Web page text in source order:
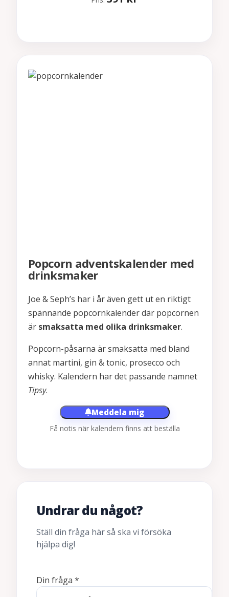
Popcorn adventskalender med
drinksmaker
Joe & Seph’s har i år även gett ut en riktigt
spännande popcornkalender där popcornen
är smaksatta med olika drinksmaker.
Popcorn-påsarna är smaksatta med bland
annat martini, gin & tonic, prosecco och
whisky. Kalendern har det passande namnet
Tipsy.
Meddela mig
Få notis när kalendern finns att beställa
Undrar du något?
Ställ din fråga här så ska vi försöka
hjälpa dig!
Din fråga *